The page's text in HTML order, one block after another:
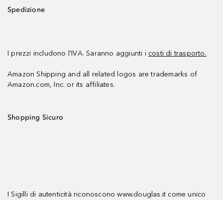
Spedizione
I prezzi includono l’IVA. Saranno aggiunti i costi di trasporto.
Amazon Shipping and all related logos are trademarks of
Amazon.com, Inc. or its affiliates.
Shopping Sicuro
I Sigilli di autenticità riconoscono www.douglas.it come unico